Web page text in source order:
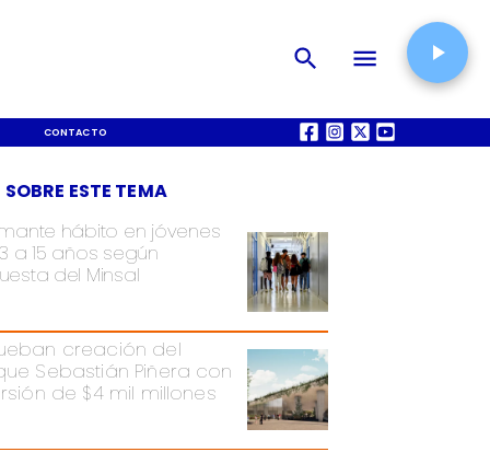
CONTACTO QUIÉNES SOMOS
hábito en jóvenes
a 15 años según
del Minsal
creación del
Sebastián Piñera con
de $4 mil millones
ESTE TEMA